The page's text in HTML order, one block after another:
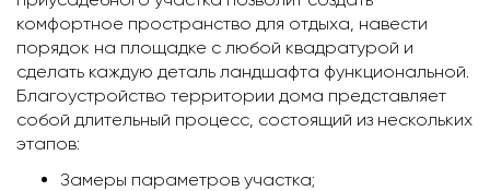
комфортное пространство для отдыха, навести
порядок на площадке с любой квадратурой и
сделать каждую деталь ландшафта функциональной.
Благоустройство территории дома представляет
собой длительный процесс, состоящий из нескольких
этапов:
Замеры параметров участка;